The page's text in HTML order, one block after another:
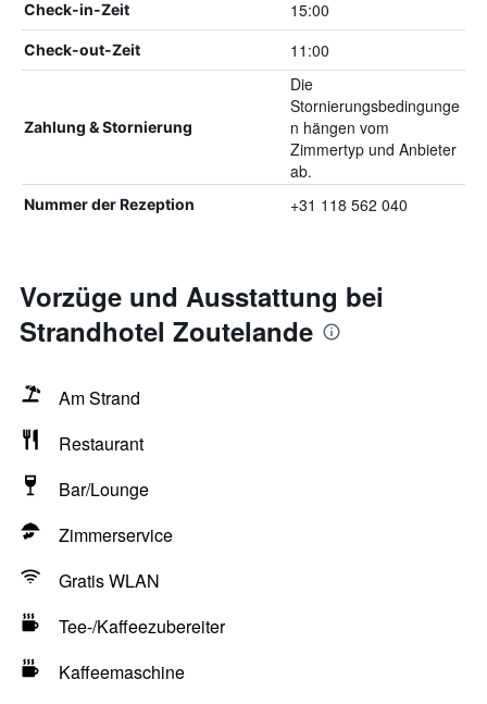
Check-in-Zeit 15:00
Check-out-Zeit 11:00
Zahlung & Stornierung
Die
Stornierungsbedingunge
n hängen vom
Zimmertyp und Anbieter
ab.
Nummer der Rezeption +31 118 562 040
Vorzüge und Ausstattung bei
Strandhotel Zoutelande
Am Strand
Restaurant
Bar/Lounge
Zimmerservice
Gratis WLAN
Tee-/Kaffeezubereiter
Kaffeemaschine